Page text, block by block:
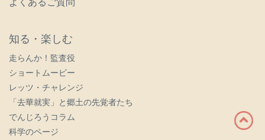
よくあるご質問
知る・楽しむ
走らんか！監査役
ショートムービー
レッツ・チャレンジ
「去華就実」と郷土の先覚者たち
でんじろうコラム
科学のページ